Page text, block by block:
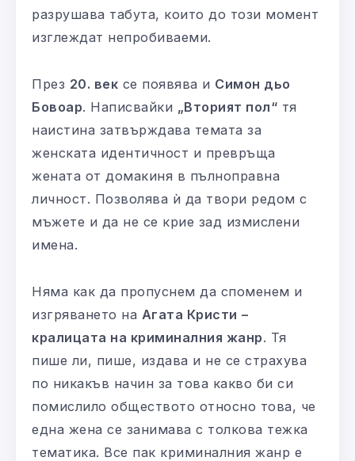
разрушава табута, които до този момент
изглеждат непробиваеми.
През 20. век се появява и Симон дьо
Бовоар. Написвайки „Вторият пол“ тя
наистина затвърждава темата за
женската идентичност и превръща
жената от домакиня в пълноправна
личност. Позволява ѝ да твори редом с
мъжете и да не се крие зад измислени
имена.
Няма как да пропуснем да споменем и
изгряването на Агата Кристи –
кралицата на криминалния жанр. Тя
пише ли, пише, издава и не се страхува
по никакъв начин за това какво би си
помислило обществото относно това, че
една жена се занимава с толкова тежка
тематика. Все пак криминалния жанр е